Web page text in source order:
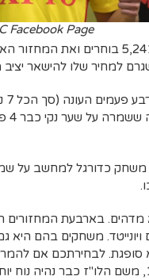
Facebook Page
למחיר שלו להישאר יציב
את
בארבעת המחזורים
משחקים בהם היא
סופגת. לבחירתכם אם להמר